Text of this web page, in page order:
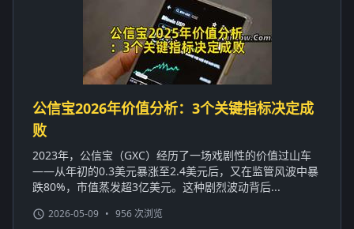
公信宝2026年价值分析：3个关键指标决定成
败
2023年，公信宝（GXC）经历了一场戏剧性的价值过山车
——从年初的0.3美元暴涨至2.4美元后，又在监管风波中暴
跌80%，市值蒸发超3亿美元。这种剧烈波动背后...
2026-05-09 • 956 次浏览